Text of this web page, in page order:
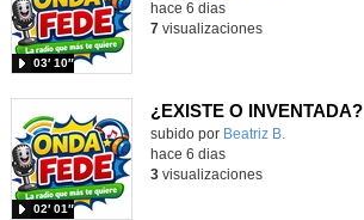
03′ 10″
hace 6 dias
7visualizaciones
¿EXISTE O INVENTADA?
Contenido educativo.
subido por Beatriz B.
02′ 01″
hace 6 dias
3visualizaciones